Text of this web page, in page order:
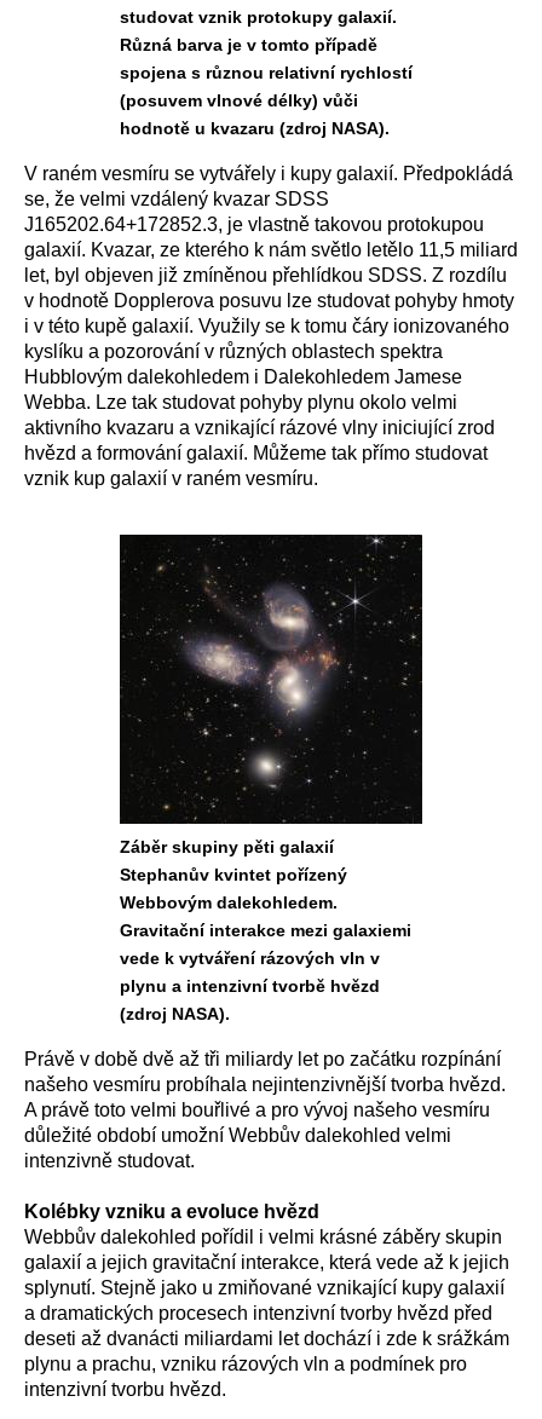
studovat vznik protokupy galaxií.
Různá barva je v tomto případě
spojena s různou relativní rychlostí
(posuvem vlnové délky) vůči
hodnotě u kvazaru (zdroj NASA).
V raném vesmíru se vytvářely i kupy galaxií. Předpokládá
se, že velmi vzdálený kvazar SDSS
J165202.64+172852.3, je vlastně takovou protokupou
galaxií. Kvazar, ze kterého k nám světlo letělo 11,5 miliard
let, byl objeven již zmíněnou přehlídkou SDSS. Z rozdílu
v hodnotě Dopplerova posuvu lze studovat pohyby hmoty
i v této kupě galaxií. Využily se k tomu čáry ionizovaného
kyslíku a pozorování v různých oblastech spektra
Hubblovým dalekohledem i Dalekohledem Jamese
Webba. Lze tak studovat pohyby plynu okolo velmi
aktivního kvazaru a vznikající rázové vlny iniciující zrod
hvězd a formování galaxií. Můžeme tak přímo studovat
vznik kup galaxií v raném vesmíru.
Záběr skupiny pěti galaxií
Stephanův kvintet pořízený
Webbovým dalekohledem.
Gravitační interakce mezi galaxiemi
vede k vytváření rázových vln v
plynu a intenzivní tvorbě hvězd
(zdroj NASA).
Právě v době dvě až tři miliardy let po začátku rozpínání
našeho vesmíru probíhala nejintenzivnější tvorba hvězd.
A právě toto velmi bouřlivé a pro vývoj našeho vesmíru
důležité období umožní Webbův dalekohled velmi
intenzivně studovat.
Kolébky vzniku a evoluce hvězd
Webbův dalekohled pořídil i velmi krásné záběry skupin
galaxií a jejich gravitační interakce, která vede až k jejich
splynutí. Stejně jako u zmiňované vznikající kupy galaxií
a dramatických procesech intenzivní tvorby hvězd před
deseti až dvanácti miliardami let dochází i zde k srážkám
plynu a prachu, vzniku rázových vln a podmínek pro
intenzivní tvorbu hvězd.